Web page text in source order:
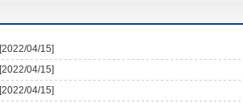
[2022/04/15]
[2022/04/15]
[2022/04/15]